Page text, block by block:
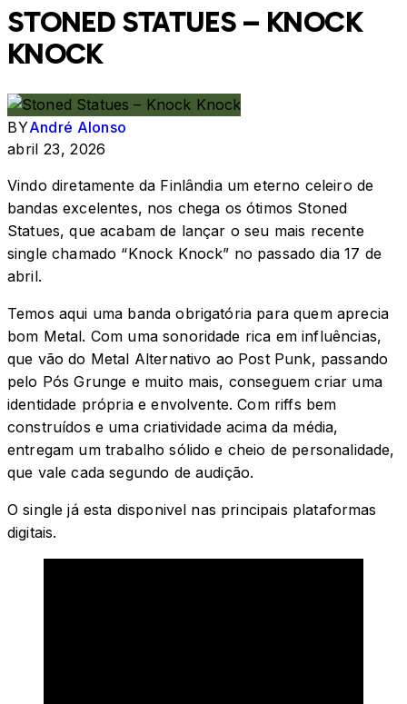
STONED STATUES – KNOCK
KNOCK
BYAndré Alonso
abril 23, 2026
Vindo diretamente da Finlândia um eterno celeiro de
bandas excelentes, nos chega os ótimos Stoned
Statues, que acabam de lançar o seu mais recente
single chamado “Knock Knock” no passado dia 17 de
abril.
Temos aqui uma banda obrigatória para quem aprecia
bom Metal. Com uma sonoridade rica em influências,
que vão do Metal Alternativo ao Post Punk, passando
pelo Pós Grunge e muito mais, conseguem criar uma
identidade própria e envolvente. Com riffs bem
construídos e uma criatividade acima da média,
entregam um trabalho sólido e cheio de personalidade,
que vale cada segundo de audição.
O single já esta disponivel nas principais plataformas
digitais.